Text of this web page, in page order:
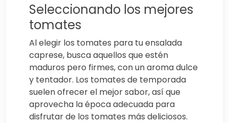
Seleccionando los mejores
tomates
Al elegir los tomates para tu ensalada
caprese, busca aquellos que estén
maduros pero firmes, con un aroma dulce
y tentador. Los tomates de temporada
suelen ofrecer el mejor sabor, así que
aprovecha la época adecuada para
disfrutar de los tomates más deliciosos.